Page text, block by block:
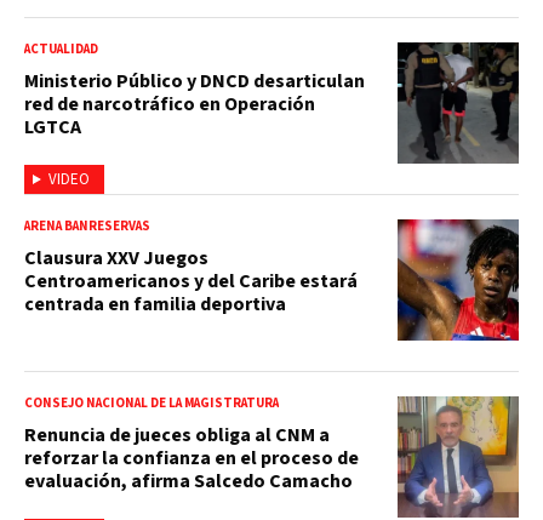
VIDEO
ACTUALIDAD
Ministerio Público y DNCD desarticulan
red de narcotráfico en Operación
LGTCA
ARENA BANRESERVAS
Clausura XXV Juegos
Centroamericanos y del Caribe estará
centrada en familia deportiva
CONSEJO NACIONAL DE LA MAGISTRATURA
Renuncia de jueces obliga al CNM a
reforzar la confianza en el proceso de
evaluación, afirma Salcedo Camacho